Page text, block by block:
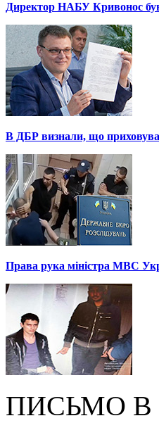
Директор НАБУ Кривонос був
В ДБР визнали, що
Права рука міністра МВС
ПИСЬМО В